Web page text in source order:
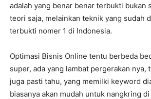
adalah yang benar benar terbukti bukan
teori saja, melainkan teknik yang sudah
terbukti nomer 1 di Indonesia.
Optimasi Bisnis Online tentu berbeda
super, ada yang lambat pergerakan nya,
juga pasti tahu, yang memilki keyword
biasanya akan mudah untuk nangkring di